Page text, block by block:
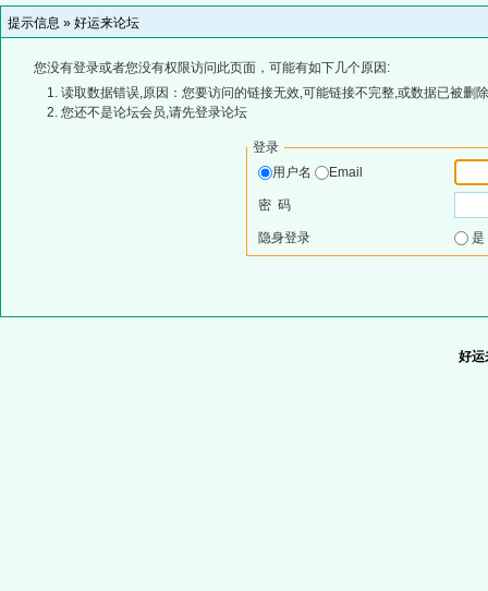
提示信息 » 好运来论坛
您没有登录或者您没有权限访问此页面，可能有如下几个原因:
读取数据错误,原因：您要访问的链接无效,可能链接不完整,或数据已被删
您还不是论坛会员,请先登录论坛
登录
用户名
Email
密 码
隐身登录
好